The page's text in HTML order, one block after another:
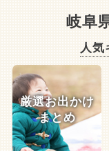
岐阜
人気
厳選お出かけ
まとめ